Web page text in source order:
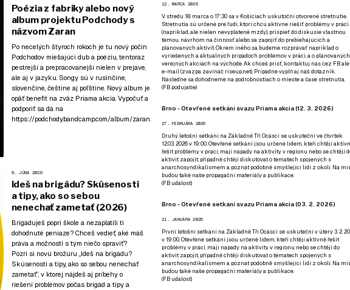
Poézia z fabriky alebo nový
album projektu Podchody s
názvom Zaran
Po necelých štyroch rokoch je tu nový počin
Podchodov miešajúci dub a poéziu, tentoraz
pestrejší a prepracovanejší nielen v prejave,
ale aj v jazyku. Songy sú v rusínčine,
slovenčine, češtine aj poľštine. Nový album je
opäť benefit na zväz Priama akcia. Vypočuť a
podporiť sa dá na
https://podchody.bandcamp.com/album/zaran.
9. JÚNA 2026
Ideš na brigádu? Skúsenosti
a tipy, ako so sebou
nenechať zametať (2026)
Brigáduješ popri škole a nezaplatili ti
dohodnuté peniaze? Chceš vedieť, aké máš
práva a možnosti s tým niečo spraviť?
Pozri si novú brožúru „Ideš na brigádu?
Skúsenosti a tipy, ako so sebou nenechať
zametať”, v ktorej nájdeš aj príbehy o
riešení problémov počas brigád a tipy a
12. MARCA 2026
V stredu 18. marca o 17:30 sa v Košiciach uskutoční otvorené stretnutie.
Stretnutia sú určené pre ľudí, ktorí chcú aktívne riešiť problémy v práci
(napríklad, ale nielen nevyplatené mzdy), prispieť do diskusie vlastnou
témou, návrhom na činnosť alebo sa zapojiť do prebiehajúcich a
plánovaných aktivít. Okrem iného sa budeme rozprávať napríklad o
vyriešených a aktuálnych prípadoch problémov v práci, a o plánovaných
verejných akciach na východe. Ak chceš prísť, kontaktuj nás cez FB
e-mail (zvazpa zavináč riseup.net). Prípadnevyplň aj náš dotazník.
Následne sa dohodneme na podrobnostiach o mieste a čase stretnutia.
(FB podujatie)
Brno - Otevřené setkání svazu Priama akcia (12. 3. 2026)
27. FEBRUÁRA 2026
Druhý letošní setkání na Základně Tři Ocásci se uskuteční ve čtvrtek
12.03. 2026 v 19:00. Otevřené setkání jsou určené lidem, kteří chtějí
řešit problémy v práci, mají nápady na aktivity v regionu nebo se chtějí
aktivit zapojit, případně chtějí diskutovat o tématech spojených s
anarchosyndikalismem a poznat podobně smýšlející lidi z okolí. Na
budou také naše propagační materiály a publikace.
(FB událost)
Brno - Otevřené setkání svazu Priama akcia (03. 2. 2026)
21. JANUÁRA 2026
První letošní setkání na Základně Tři Ocásci se uskuteční v úterý 3. 2.
v 19:00. Otevřené setkání jsou určené lidem, kteří chtějí aktivně řešit
problémy v práci, mají nápady na aktivity v regionu nebo se chtějí do
aktivit zapojit, případně chtějí diskutovat o tématech spojených s
anarchosyndikalismem a poznat podobně smýšlející lidi z okolí. Na
budou také naše propagační materiály a publikace.
(FB událost)